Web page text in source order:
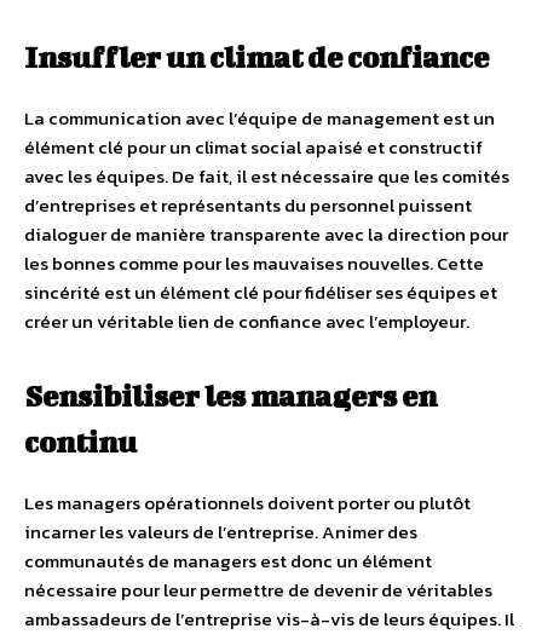
Insuffler un climat de confiance
La communication avec l’équipe de management est un
élément clé pour un climat social apaisé et constructif
avec les équipes. De fait, il est nécessaire que les comités
d’entreprises et représentants du personnel puissent
dialoguer de manière transparente avec la direction pour
les bonnes comme pour les mauvaises nouvelles. Cette
sincérité est un élément clé pour fidéliser ses équipes et
créer un véritable lien de confiance avec l’employeur.
Sensibiliser les managers en
continu
Les managers opérationnels doivent porter ou plutôt
incarner les valeurs de l’entreprise. Animer des
communautés de managers est donc un élément
nécessaire pour leur permettre de devenir de véritables
ambassadeurs de l’entreprise vis-à-vis de leurs équipes. Il